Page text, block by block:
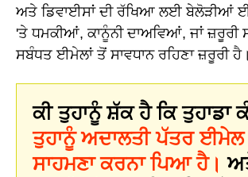
ਅਤੇ ਡਿਵਾਈਸਾਂ ਦੀ ਰੱਖਿਆ ਲਈ ਬੇਲੋੜੀਆਂ
'ਤੇ ਧਮਕੀਆਂ, ਕਾਨੂੰਨੀ ਦਾਅਵਿਆਂ, ਜਾਂ ਜ਼ਰੂਰੀ
ਸਬੰਧਤ ਈਮੇਲਾਂ ਤੋਂ ਸਾਵਧਾਨ ਰਹਿਣਾ ਜ਼ਰੂਰੀ ਹੈ।
ਕੀ ਤੁਹਾਨੂੰ ਸ਼ੱਕ ਹੈ ਕਿ ਤੁਹਾਡਾ
ਤੁਹਾਨੂੰ ਅਦਾਲਤੀ ਪੱਤਰ ਈਮੇਲ
ਸਾਹਮਣਾ ਕਰਨਾ ਪਿਆ ਹੈ।